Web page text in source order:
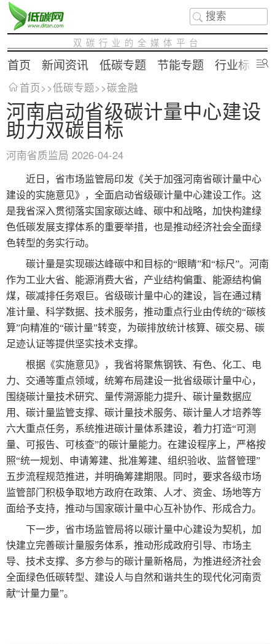
双碳行业的全媒体平台
首页 新闻资讯 低碳专题 节能专题 行业标准
首页>>低碳专题>>碳金融
河南启动省级碳计量中心建设
助力双碳目标
河南省质监局 2026-04-24
近日，省市场监管局印发《关于加强河南省碳计量中心
建设的实施意见》，全面启动省级碳计量中心建设工作。这
是我省深入贯彻落实国家碳达峰、碳中和战略，加快构建绿
色低碳发展支撑体系的重要举措，也是推动经济社会全面绿
色转型的务实行动。
碳计量是实现碳达峰碳中和目标的“眼睛”和“标尺”。河南
作为工业大省、能源消费大省，产业结构偏重、能源结构偏
煤，碳减排任务艰巨。省级碳计量中心的建设，旨在通过精
准计量、科学数据、技术服务，推动重点行业由传统的“碳核
算”向精准的“碳计量”转变，为碳排放统计核算、碳交易、碳
足迹认证等提供坚实技术支撑。
根据《实施意见》，我省将聚焦钢铁、有色、化工、电
力、交通等重点领域，统筹布局建设一批省级碳计量中心，
围绕碳计量技术研究、量传溯源能力提升、碳计量数据应
用、碳计量监管支撑、碳计量技术服务、碳计量人才培养等
六大重点任务，系统推进碳计量体系建设，着力打造“可测
量、可报告、可核查”的碳计量能力。在建设程序上，严格按
照“统一规划、申请筹建、批准筹建、组织验收、监督管理”
五步流程规范推进，并明确筹建期限。同时，要求各级市场
监管部门积极争取地方政府在政策、人才、资金、场地等方
面给予支持，推动与国家碳计量中心互补协作、形成合力。
下一步，省市场监管局将以碳计量中心建设为契机，加
快建立完善碳计量服务体系，推动形成政府引导、市场主
导、技术支撑、多方参与的碳计量新格局，为推进经济社会
全面绿色低碳转型、建设人与自然和谐共生的现代化河南贡
献“计量力量”。